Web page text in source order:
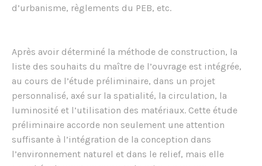
d’urbanisme, règlements du PEB, etc.
Après avoir déterminé la méthode de construction, la
liste des souhaits du maître de l’ouvrage est intégrée,
au cours de l’étude préliminaire, dans un projet
personnalisé, axé sur la spatialité, la circulation, la
luminosité et l’utilisation des matériaux. Cette étude
préliminaire accorde non seulement une attention
suffisante à l’intégration de la conception dans
l’environnement naturel et dans le relief, mais elle